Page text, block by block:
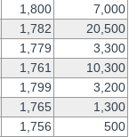
1,800
7,000
1,782
20,500
1,779
3,300
1,761
10,300
1,799
3,200
1,765
1,300
1,756
500